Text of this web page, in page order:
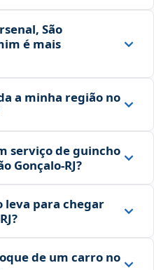
São
é mais
a minha região no
serviço de guincho
Gonçalo‑RJ?
leva para chegar
de um carro no